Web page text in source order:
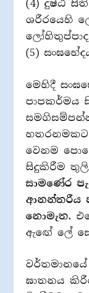
(4) දුෂ්ඨ
ශරීරයෙහි
(5)
මෙහිදී
පාපකර්මය
වෙනම
සිදුකිරීම
සාමණේර
ආනන්තරීය
නොමැත.
ඇඟේ ලේ
ඝාතනය